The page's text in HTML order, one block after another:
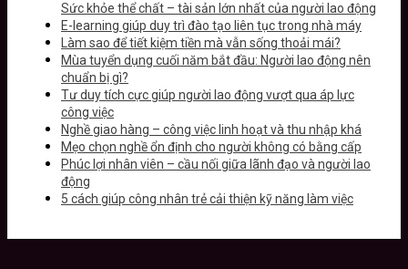
Sức khỏe thể chất – tài sản lớn nhất của người lao động
E-learning giúp duy trì đào tạo liên tục trong nhà máy
Làm sao để tiết kiệm tiền mà vẫn sống thoải mái?
Mùa tuyển dụng cuối năm bắt đầu: Người lao động nên
chuẩn bị gì?
Tư duy tích cực giúp người lao động vượt qua áp lực
công việc
Nghề giao hàng – công việc linh hoạt và thu nhập khá
Mẹo chọn nghề ổn định cho người không có bằng cấp
Phúc lợi nhân viên – cầu nối giữa lãnh đạo và người lao
động
5 cách giúp công nhân trẻ cải thiện kỹ năng làm việc